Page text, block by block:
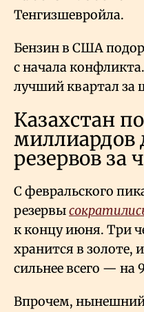
Тенгизшевройла.
Бензин в США
с начала
лучший квартал за
Казахстан
миллиардов
резервов за
С февральского
резервы
к концу июня. Три
хранится в золоте,
сильнее всего — на
Впрочем,